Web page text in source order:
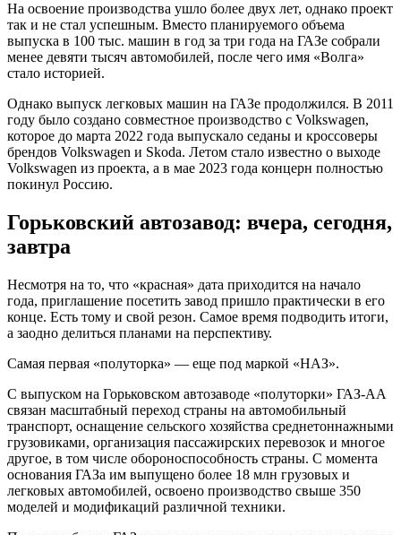
На освоение производства ушло более двух лет, однако проект
так и не стал успешным. Вместо планируемого объема
выпуска в 100 тыс. машин в год за три года на ГАЗе собрали
менее девяти тысяч автомобилей, после чего имя «Волга»
стало историей.
Однако выпуск легковых машин на ГАЗе продолжился. В 2011
году было создано совместное производство с Volkswagen,
которое до марта 2022 года выпускало седаны и кроссоверы
брендов Volkswagen и Skoda. Летом стало известно о выходе
Volkswagen из проекта, а в мае 2023 года концерн полностью
покинул Россию.
Горьковский автозавод: вчера, сегодня,
завтра
Несмотря на то, что «красная» дата приходится на начало
года, приглашение посетить завод пришло практически в его
конце. Есть тому и свой резон. Самое время подводить итоги,
а заодно делиться планами на перспективу.
Самая первая «полуторка» — еще под маркой «НАЗ».
С выпуском на Горьковском автозаводе «полуторки» ГАЗ-АА
связан масштабный переход страны на автомобильный
транспорт, оснащение сельского хозяйства среднетоннажными
грузовиками, организация пассажирских перевозок и многое
другое, в том числе обороноспособность страны. С момента
основания ГАЗа им выпущено более 18 млн грузовых и
легковых автомобилей, освоено производство свыше 350
моделей и модификаций различной техники.